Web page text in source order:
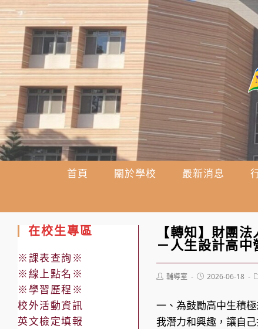
跳
轉
至
主
要
內
容
首頁 關於學校 最新消息
【轉知】財團
－人生設計高中
Post輔導室
Post2026-06-18
一、為鼓勵高中生積
我潛力和興趣，讓自
在校生專區
※課表查詢※
※線上點名※
※學習歷程※
校外活動資訊
英文檢定填報